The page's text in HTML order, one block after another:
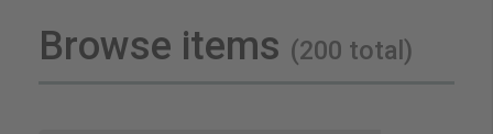
Browse items (200 total)